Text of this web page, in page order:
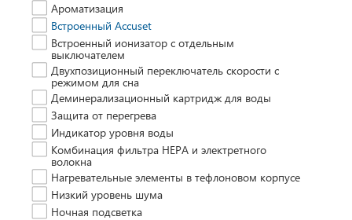
Ароматизация
Встроенный Accuset
Встроенный ионизатор с отдельным
выключателем
Двухпозиционный переключатель скорости с
режимом для сна
Деминерализационный картридж для воды
Защита от перегрева
Индикатор уровня воды
Комбинация фильтра HEPA и электретного
волокна
Нагревательные элементы в тефлоновом корпусе
Низкий уровень шума
Ночная подсветка